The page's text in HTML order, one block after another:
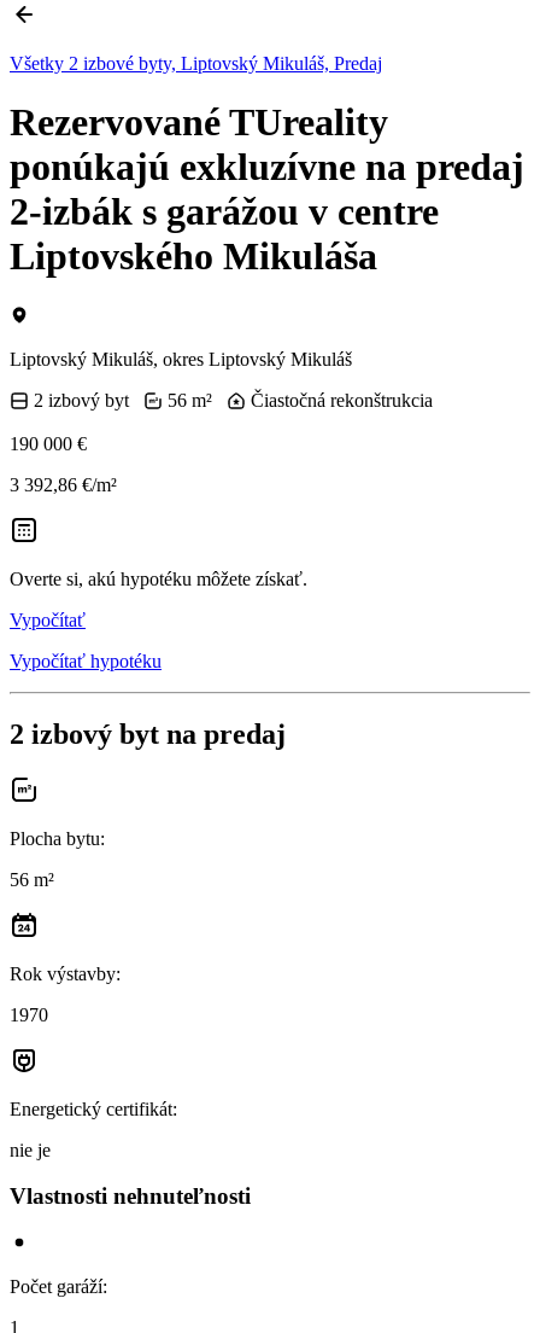
Všetky 2 izbové byty, Liptovský Mikuláš, Predaj
Rezervované TUreality
ponúkajú exkluzívne na predaj
2-izbák s garážou v centre
Liptovského Mikuláša
Liptovský Mikuláš, okres Liptovský Mikuláš
2 izbový byt
56 m² Čiastočná rekonštrukcia
190 000 €
3 392,86 €/m²
Overte si, akú hypotéku môžete získať.
Vypočítať
Vypočítať hypotéku
2 izbový byt na predaj
Plocha bytu:
56 m²
Rok výstavby:
1970
Energetický certifikát:
nie je
Vlastnosti nehnuteľnosti
Počet garáží:
1